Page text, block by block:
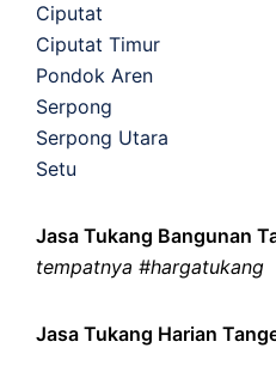
Ciputat
Ciputat Timur
Pondok Aren
Serpong
Serpong Utara
Setu
Jasa Tukang Bangunan
tempatnya #hargatukang
Jasa Tukang Harian